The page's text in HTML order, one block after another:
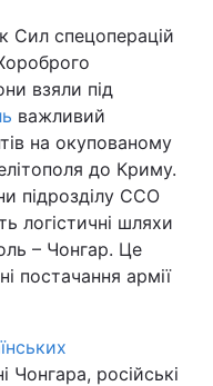
Сил спецоперацій
взяли під
важливий
на окупованому
до Криму.
підрозділу ССО
логістичні шляхи
– Чонгар. Це
постачання армії
Чонгара, російські